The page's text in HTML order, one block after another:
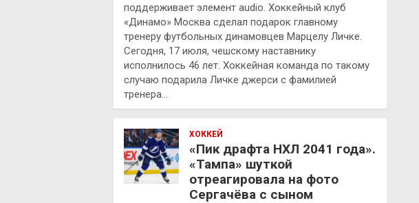
поддерживает элемент audio. Хоккейный клуб
«Динамо» Москва сделал подарок главному
тренеру футбольных динамовцев Марцелу Личке.
Сегодня, 17 июля, чешскому наставнику
исполнилось 46 лет. Хоккейная команда по такому
случаю подарила Личке джерси с фамилией
тренера…
ХОККЕЙ
«Пик драфта НХЛ 2041 года».
«Тампа» шуткой
отреагировала на фото
Сергачёва с сыном